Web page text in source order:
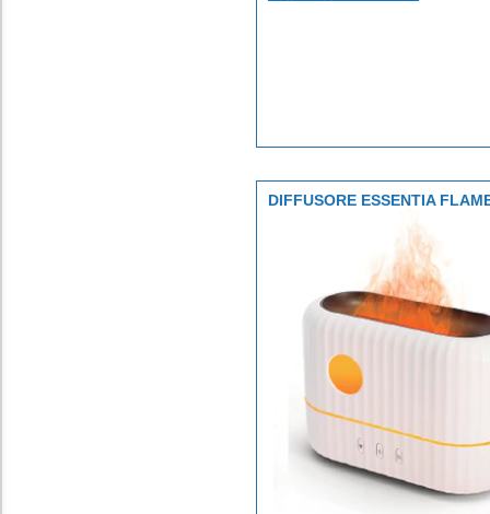
DIFFUSORE ESSENTIA